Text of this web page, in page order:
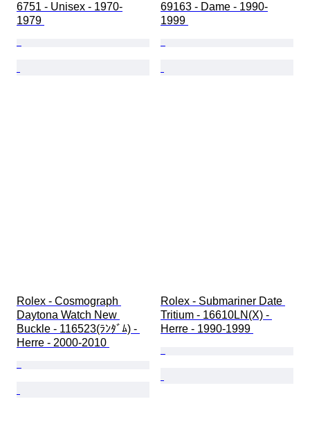
6751 - Unisex - 1970-
1979
69163 - Dame - 1990-
1999
Rolex - Cosmograph
Daytona Watch New
Buckle - 116523(ﾗﾝﾀﾞﾑ) -
Herre - 2000-2010
Rolex - Submariner Date
Tritium - 16610LN(X) -
Herre - 1990-1999